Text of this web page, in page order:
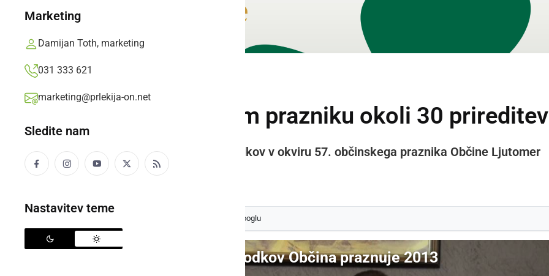
Marketing
Damijan Toth, marketing
031 333 621
marketing@prlekija-on.net
Sledite nam
Nastavitev teme
Ob 57. občinskem prazniku okoli 30 prireditev
Predstavitev prireditev in dogodkov v okviru 57. občinskega praznika Občine Ljutomer
Prlekija-on.net,sreda, 31. julij 2013 ob 23:35
kot svoj prednostni vir na Googlu
Video: Predstavitev dogodkov Občina praznuje 2013